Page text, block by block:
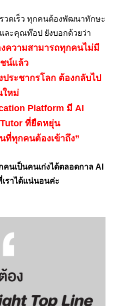
วดเร็ว ทุกคนต้องพัฒนาทักษะ
ละคุณท๊อป ยังบอกด้วยว่า
ความสามารถทุกคนไม่มี
น์แล้ว
ระชากรโลก ต้องกลับไป
ใหม่
Platform มี AI
ที่ยืดหยุ่น
ที่ทุกคนต้องเข้าถึง”
นเป็นคนเก่งได้ตลอดกาล AI
ราได้แน่นอนค่ะ